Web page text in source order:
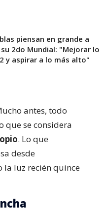
piensan en grande a
2do Mundial: "Mejorar lo
y aspirar a lo más alto"
antes, todo
que se considera
. Lo que
desde
la luz recién quince